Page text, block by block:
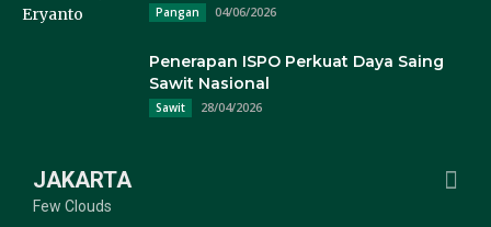
Pangan 04/06/2026
Penerapan ISPO Perkuat Daya Saing
Sawit Nasional
Sawit 28/04/2026
JAKARTA
Few Clouds